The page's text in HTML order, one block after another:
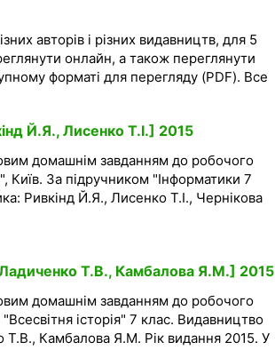
авторів і різних видавництв, для 5
онлайн, а також переглянути
форматі для перегляду (PDF). Все
Й.Я., Лисенко Т.І.] 2015
домашнім завданням до робочого
Київ. За підручником "Інформатики 7
Ривкінд Й.Я., Лисенко Т.І., Чернікова
Т.В., Камбалова Я.М.] 2015
домашнім завданням до робочого
історія" 7 клас. Видавництво
Т.В., Камбалова Я.М. Рік видання 2015. У